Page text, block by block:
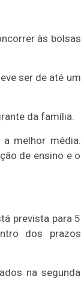
às bolsas
ser de até um
da família.
melhor média.
de ensino e o
prevista para 5
dos prazos
na segunda